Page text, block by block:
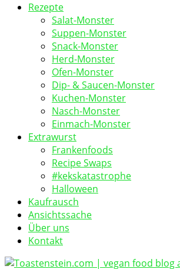
Rezepte
Salat-Monster
Suppen-Monster
Snack-Monster
Herd-Monster
Ofen-Monster
Dip- & Saucen-Monster
Kuchen-Monster
Nasch-Monster
Einmach-Monster
Extrawurst
Frankenfoods
Recipe Swaps
#kekskatastrophe
Halloween
Kaufrausch
Ansichtssache
Über uns
Kontakt